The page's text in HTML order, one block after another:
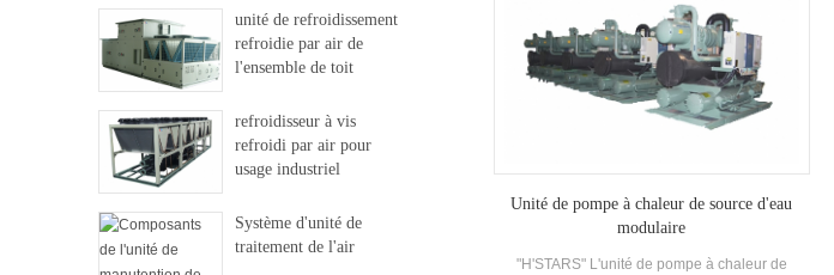
peut être utilisé largement dans des industries
industries.
Unité de pompe à chaleur de source d'eau
modulaire
"H'STARS" L'unité de pompe à chaleur de
unité de refroidissement
refroidie par air de
l'ensemble de toit
refroidisseur à vis
refroidi par air pour
usage industriel
Système d'unité de
traitement de l'air